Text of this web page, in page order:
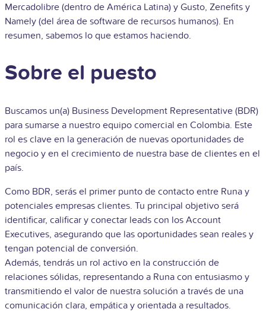
Mercadolibre (dentro de América Latina) y Gusto, Zenefits y
Namely (del área de software de recursos humanos). En
resumen, sabemos lo que estamos haciendo.
Sobre el puesto
Buscamos un(a) Business Development Representative (BDR)
para sumarse a nuestro equipo comercial en Colombia. Este
rol es clave en la generación de nuevas oportunidades de
negocio y en el crecimiento de nuestra base de clientes en el
país.
Como BDR, serás el primer punto de contacto entre Runa y
potenciales empresas clientes. Tu principal objetivo será
identificar, calificar y conectar leads con los Account
Executives, asegurando que las oportunidades sean reales y
tengan potencial de conversión.
Además, tendrás un rol activo en la construcción de
relaciones sólidas, representando a Runa con entusiasmo y
transmitiendo el valor de nuestra solución a través de una
comunicación clara, empática y orientada a resultados.